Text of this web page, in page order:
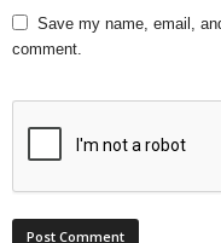
Save my name, email,
comment.